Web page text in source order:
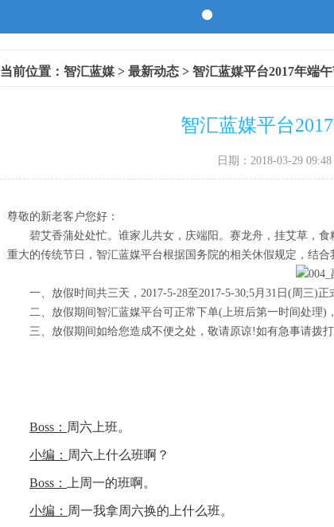
当前位置： 智汇蓝媒 > 最新动态 > 智汇蓝媒平台2017年端
智汇蓝媒平台
日期：2018-03-29 09:48
尊敬的新老客户您好：
碧艾香蒲处处忙。谁家儿共女，庆端阳。赛龙舟，挂艾草，食
重大的传统节日，智汇蓝媒平台根据国务院的相关休假规定，结合
一、放假时间共三天，2017-5-28至2017-5-30;5月31日(周三)正
二、放假期间智汇蓝媒平台可正常下单(上班后第一时间处理)
三、放假期间如给您造成不便之处，敬请原谅!如有急事请拨打
Boss： 周六上班。
小编： 周六上什么班啊？
Boss： 上周一的班啊。
小编： 周一我拿周六换的上什么班。